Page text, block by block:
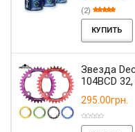
(2)
КУПИТЬ
Звезда
104BCD
295.00грн.